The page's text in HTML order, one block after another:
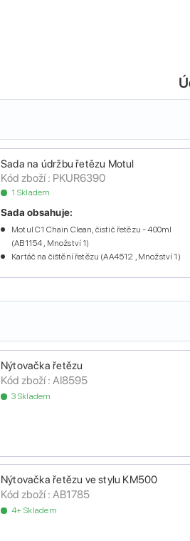
Sada na údržbu řetězu Motul
Kód zboží : PKUR6390
1 Skladem
Sada obsahuje:
Motul C1 Chain Clean, čistič řetězu - 400ml
(AB1154 , Množství 1)
Kartáč na čištění řetězu (AA4512 , Množství 1)
Nýtovačka řetězu
Kód zboží : AI8595
3 Skladem
Nýtovačka řetězu ve stylu KM500
Kód zboží : AB1785
4+ Skladem